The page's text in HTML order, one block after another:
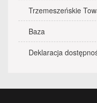
Trzemeszeńskie
Baza
Deklaracja